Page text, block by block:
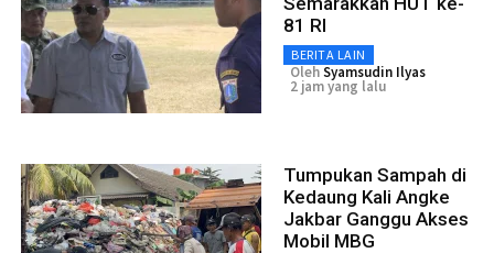
81 RI
BERITA LAIN
OlehSyamsudin Ilyas
2 jam yang lalu
Tumpukan Sampah di
Kedaung Kali Angke
Jakbar Ganggu Akses
Mobil MBG